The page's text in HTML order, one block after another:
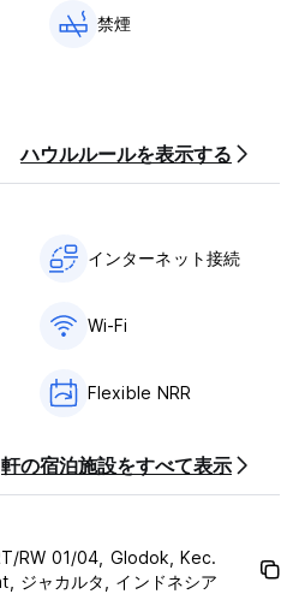
1日前まで。キャンセルが遅れた場
までとなります。
ください。
ドでお支払いください。
禁煙
ハウルルールを表示する
インターネット接続
Wi-Fi
Flexible NRR
軒の宿泊施設をすべて表示
RW 01/04, Glodok, Kec.
ジャカルタ, インドネシア